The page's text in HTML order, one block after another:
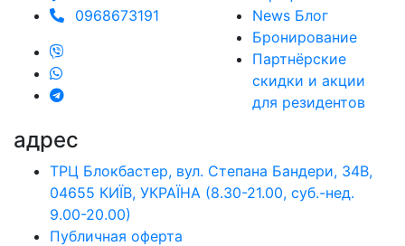
0968673191
News Блог
Бронирование
Партнёрские
скидки и акции
для резидентов
адрес
ТРЦ Блокбастер, вул. Степана Бандери, 34В,
04655 КИЇВ, УКРАЇНА (8.30-21.00, cуб.-нед.
9.00-20.00)
Публичная оферта